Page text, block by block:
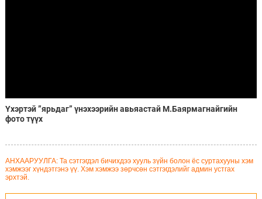
Үхэртэй ”ярьдаг” үнэхээрийн авьяастай М.Баярмагнайгийн
фото түүх
АНХААРУУЛГА: Та сэтгэгдэл бичихдээ хууль зүйн болон ёс суртахууны хэм
хэмжээг хүндэтгэнэ үү. Хэм хэмжээ зөрчсөн сэтгэгдэлийг админ устгах
эрхтэй.